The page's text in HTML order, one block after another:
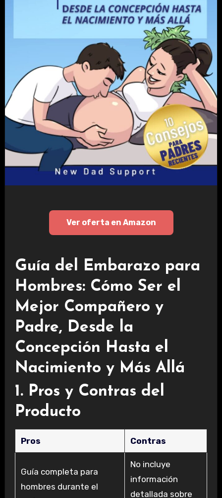
Ver oferta en Amazon
Guía del Embarazo para
Hombres: Cómo Ser el
Mejor Compañero y
Padre, Desde la
Concepción Hasta el
Nacimiento y Más Allá
1. Pros y Contras del
Producto
Pros Contras
Guía completa para
hombres durante el
No incluye
información
detallada sobre